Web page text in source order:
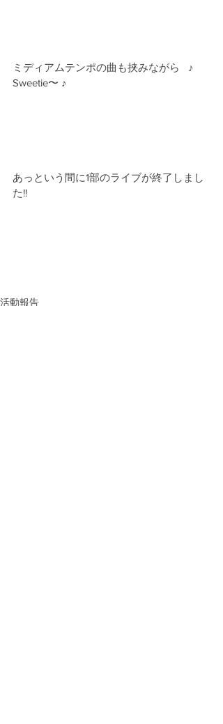
ミディアムテンポの曲も挟みながら   ♪
Sweetie〜 ♪
あっという間に1部のライブが終了しまし
た!!
活動報告